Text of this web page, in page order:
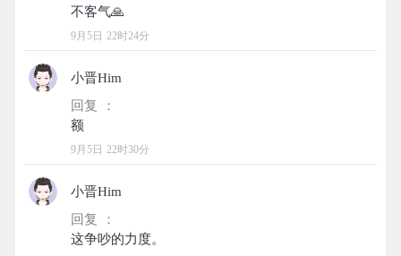
9月5日 22时24分
小晋Him
回复 ：
9月5日 22时30分
小晋Him
回复 ：